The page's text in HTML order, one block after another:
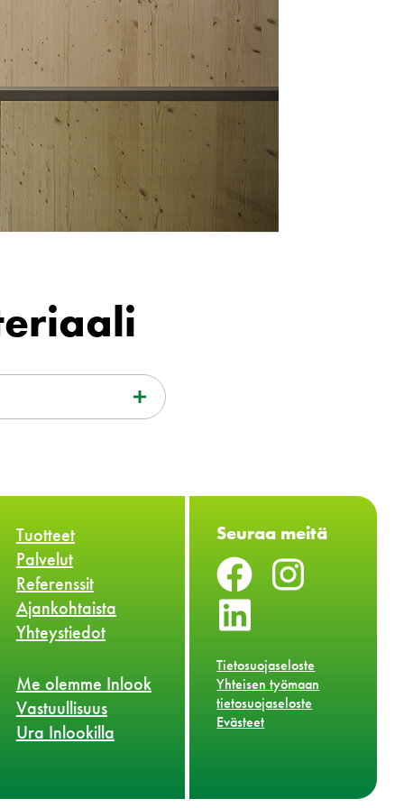
Tuotteet
Palvelut
Referenssit
Ajankohtaista
Yhteystiedot
Me olemme Inlook
Vastuullisuus
Ura Inlookilla
Seuraa meitä
Tietosuojaseloste
Yhteisen työmaan
tietosuojaseloste
Evästeet